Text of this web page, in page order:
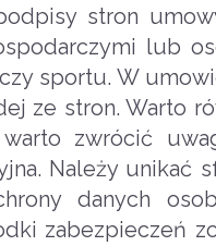
stron
lub
sportu. W
ze stron. Warto
warto zwrócić
Należy unikać
danych
zabezpieczeń